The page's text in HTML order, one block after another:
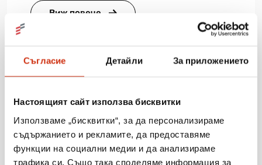
Съгласие Детайли За приложението
Настоящият сайт използва бисквитки
Използваме „бисквитки“, за да персонализираме
съдържанието и рекламите, да предоставяме
функции на социални медии и да анализираме
трафика си. Също така споделяме информация за
Виж повече
31.07.2026
„Мобилен кабинет за репродуктивно здраве“
Виж повече